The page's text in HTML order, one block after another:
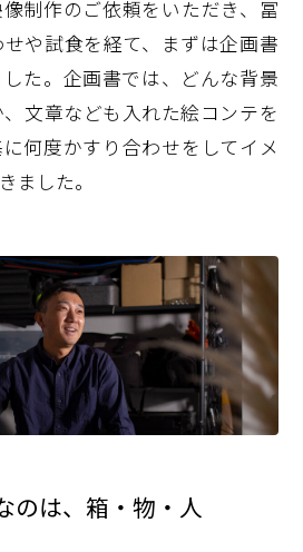
制作のご依頼をいただき、冨
や試食を経て、まずは企画書
た。企画書では、どんな背景
文章なども入れた絵コンテを
何度かすり合わせをしてイメ
ました。
のは、箱・物・人